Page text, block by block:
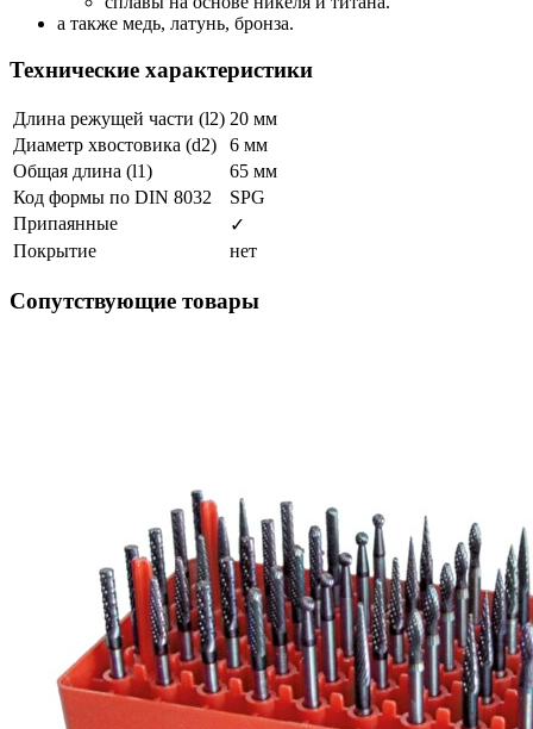
а также медь, латунь, бронза.
Технические характеристики
Длина режущей части (l2) 20 мм
Диаметр хвостовика (d2)
6 мм
Общая длина (l1)
65 мм
Код формы по DIN 8032
SPG
Припаянные
✓
Покрытие
нет
Сопутствующие товары